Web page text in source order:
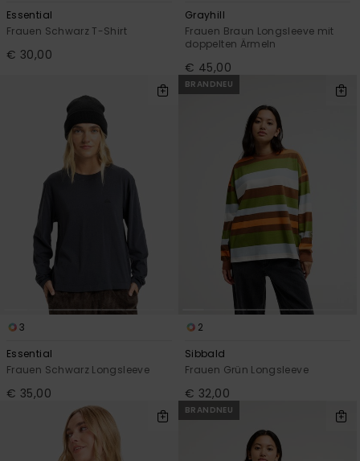
Essential
Frauen Schwarz T-Shirt
€ 30,00
Grayhill
Frauen Braun Longsleeve mit
doppelten Ärmeln
€ 45,00
3
Essential
Frauen Schwarz Longsleeve
€ 35,00
BRANDNEU
2
Sibbald
Frauen Grün Longsleeve
€ 32,00
BRANDNEU